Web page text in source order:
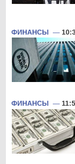
ФИНАНСЫ —
ФИНАНСЫ —